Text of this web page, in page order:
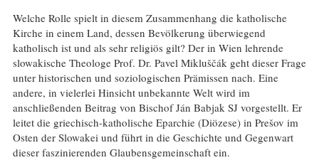
Welche Rolle spielt in diesem Zusammenhang die katholische
Kirche in einem Land, dessen Bevölkerung überwiegend
katholisch ist und als sehr religiös gilt? Der in Wien lehrende
slowakische Theologe Prof. Dr. Pavel Mikluščák geht dieser Frage
unter historischen und soziologischen Prämissen nach. Eine
andere, in vielerlei Hinsicht unbekannte Welt wird im
anschließenden Beitrag von Bischof Ján Babjak SJ vorgestellt. Er
leitet die griechisch-katholische Eparchie (Diözese) in Prešov im
Osten der Slowakei und führt in die Geschichte und Gegenwart
dieser faszinierenden Glaubensgemeinschaft ein.